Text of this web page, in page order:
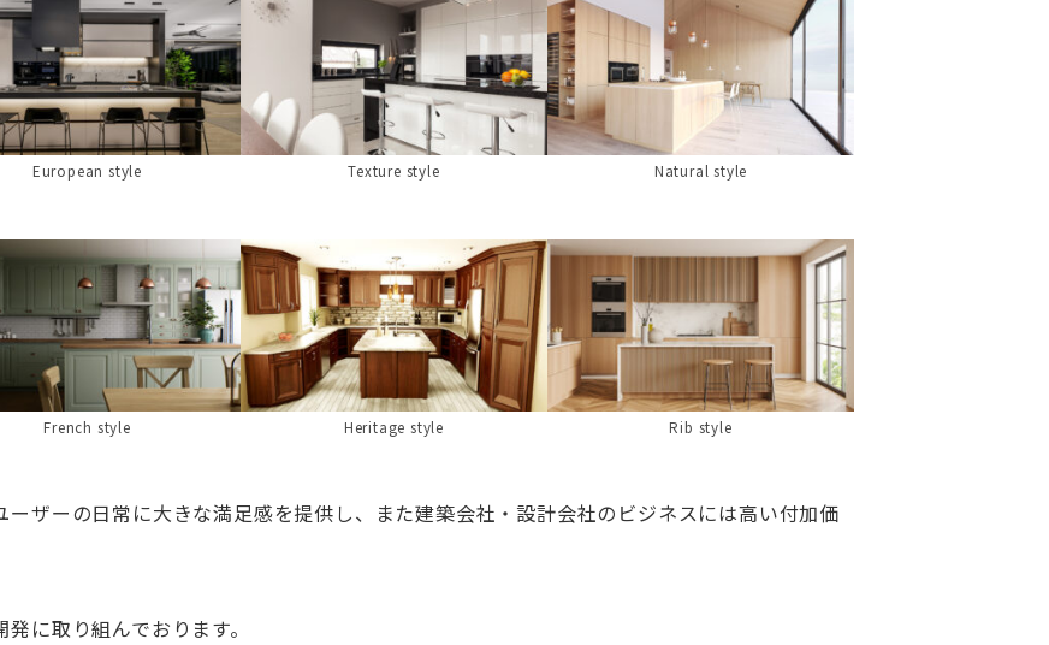
European style Texture style Natural style
French style Heritage style Rib style
ザーの日常に大きな満足感を提供し、また建築会社・設計会社のビジネスには高い付加価
に取り組んでおります。